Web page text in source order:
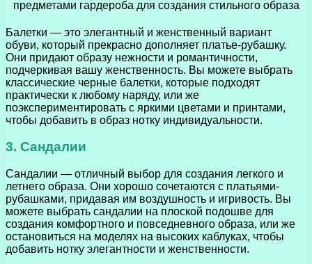
Балетки — это элегантный и женственный вариант
обуви, который прекрасно дополняет платье-рубашку.
Они придают образу нежности и романтичности,
подчеркивая вашу женственность. Вы можете выбрать
классические черные балетки, которые подходят
практически к любому наряду, или же
поэкспериментировать с яркими цветами и принтами,
чтобы добавить в образ нотку индивидуальности.
3. Сандалии
Сандалии — отличный выбор для создания легкого и
летнего образа. Они хорошо сочетаются с платьями-
рубашками, придавая им воздушность и игривость. Вы
можете выбрать сандалии на плоской подошве для
создания комфортного и повседневного образа, или же
остановиться на моделях на высоких каблуках, чтобы
добавить нотку элегантности и женственности.